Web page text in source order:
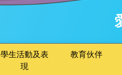
學生活動及表
現
教育伙伴